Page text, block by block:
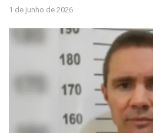
1 de junho de 2026